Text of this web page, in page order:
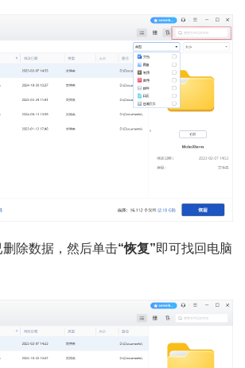
除数据，然后单击“恢复”即可找回电脑